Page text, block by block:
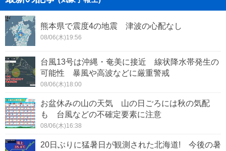
熊本県で震度4の地震 津波の心配なし
08/06(木)19:56
台風13号は沖縄・奄美に接近 線状降水帯発生の
可能性 暴風や高波などに厳重警戒
08/06(木)18:00
お盆休みの山の天気 山の日ごろには秋の気配
も 台風などの不確定要素に注意
08/06(木)16:38
20日ぶりに猛暑日が観測された北海道! 今後の暑